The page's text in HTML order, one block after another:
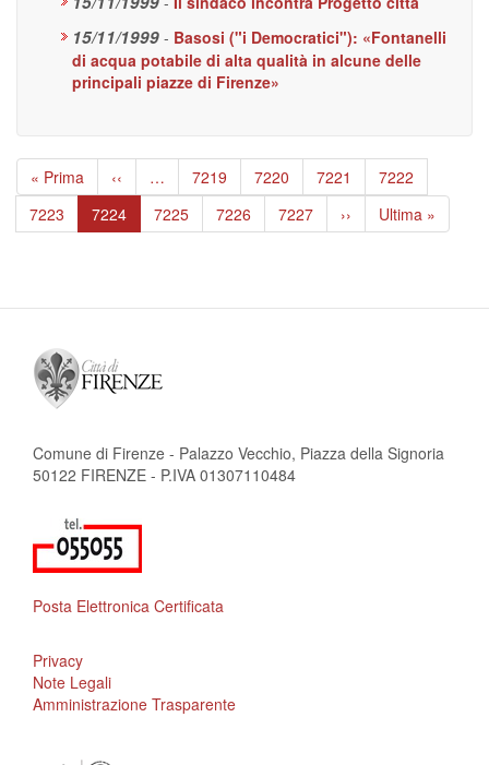
15/11/1999 - Basosi ("i Democratici"): «Fontanelli
di acqua potabile di alta qualità in alcune delle
principali piazze di Firenze»
Paginazione
Prima
pagina
« Prima
Pagina
precedente
‹‹ … Page
7219 Page
7220 Page
7221 Page
7222
Page
7223
Pagina
attuale
7224 Page
7225 Page
7226 Page
7227
Pagina
successiva
››
Ultima
pagina
Ultima »
Comune di Firenze - Palazzo Vecchio, Piazza della Signoria
50122 FIRENZE - P.IVA 01307110484
Posta Elettronica Certificata
Privacy
Note Legali
Amministrazione Trasparente